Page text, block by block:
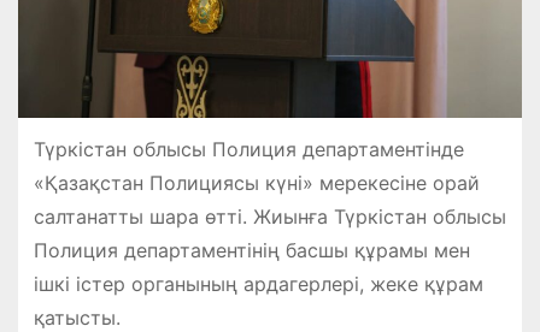
Түркістан облысы Полиция департаментінде
«Қазақстан Полициясы күні» мерекесіне орай
салтанатты шара өтті. Жиынға Түркістан облысы
Полиция департаментінің басшы құрамы мен
ішкі істер органының ардагерлері, жеке құрам
қатысты.